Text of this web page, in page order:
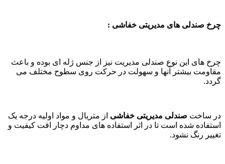
چرخ صندلی های مدیریتی خفاشی :
چرخ های این نوع صندلی مدیریت نیز از جنس ژله ای بوده و باعث
مقاومت بیشتر آنها و سهولت در حرکت روی سطوح مختلف می
گردد.
در ساخت صندلی مدیریتی خفاشی از متریال و مواد اولیه درجه یک
استفاده شده است تا در اثر استفاده های مداوم دچار افت کیفیت و
تغییر رنگ نشود.